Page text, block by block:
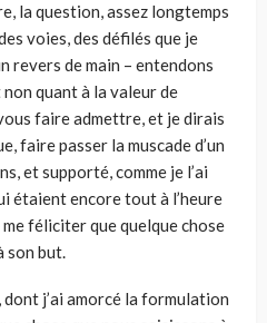
la question, assez longtemps
voies, des défilés que je
revers de main – entendons
quant à la valeur de
faire admettre, et je dirais
faire passer la muscade d’un
et supporté, comme je l’ai
étaient encore tout à l’heure
féliciter que quelque chose
son but.
dont j’ai amorcé la formulation